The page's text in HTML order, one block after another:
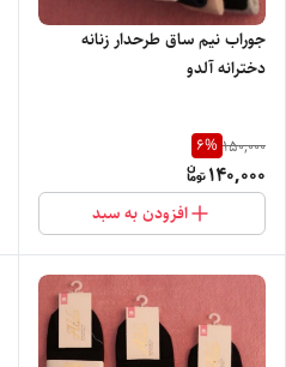
جوراب نیم ساق طرحدار زنانه
دخترانه آلدو
150,000
6%
140,000
افزودن به سبد